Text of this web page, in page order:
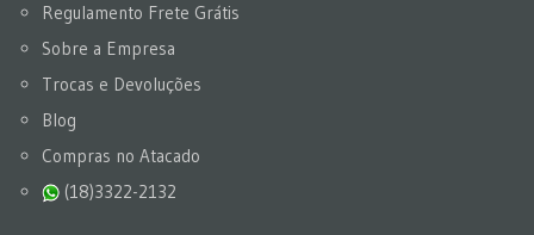
Regulamento Frete Grátis
Sobre a Empresa
Trocas e Devoluções
Blog
Compras no Atacado
(18)3322-2132